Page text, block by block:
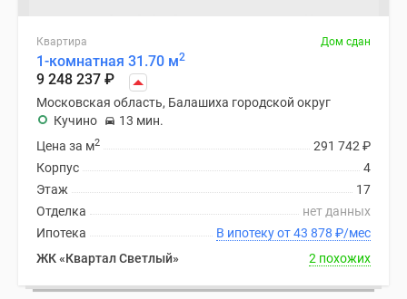
Квартира Дом сдан
1-комнатная 31.70 м2
9 248 237 ₽
Московская область, Балашиха городской округ
Кучино
13 мин.
291 742 ₽
Цена за м2
4
Корпус
17
Этаж
нет данных
Отделка
В ипотеку от 43 878 ₽/мес
Ипотека
ЖК «Квартал Светлый»
2 похожих